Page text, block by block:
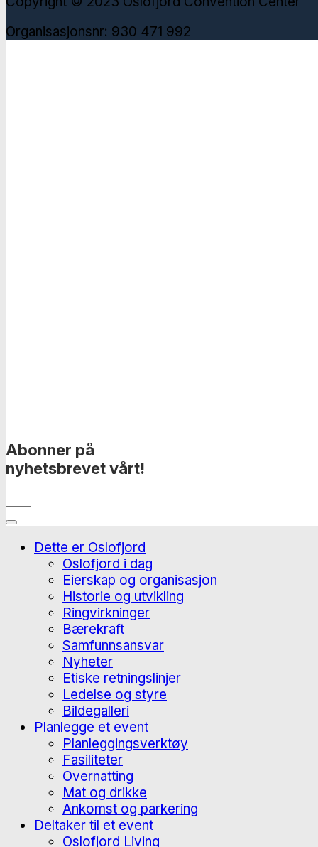
Organisasjonsnr: 930 471 992
Abonner på
nyhetsbrevet vårt!
Dette er Oslofjord
Oslofjord i dag
Eierskap og organisasjon
Historie og utvikling
Ringvirkninger
Bærekraft
Samfunnsansvar
Nyheter
Etiske retningslinjer
Ledelse og styre
Bildegalleri
Planlegge et event
Planleggingsverktøy
Fasiliteter
Overnatting
Mat og drikke
Ankomst og parkering
Deltaker til et event
Oslofjord Living